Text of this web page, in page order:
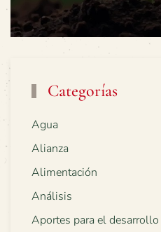
Categorías
Agua
Alianza
Alimentación
Análisis
Aportes para el desarrollo